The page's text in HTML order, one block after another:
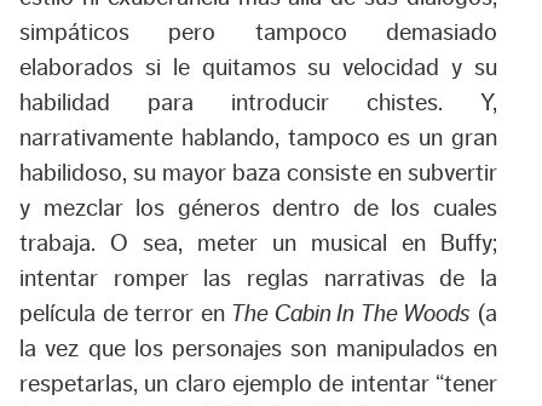
simpáticos pero tampoco demasiado
elaborados si le quitamos su velocidad y su
habilidad para introducir chistes. Y,
narrativamente hablando, tampoco es un gran
habilidoso, su mayor baza consiste en subvertir
y mezclar los géneros dentro de los cuales
trabaja. O sea, meter un musical en Buffy;
intentar romper las reglas narrativas de la
película de terror en The Cabin In The Woods (a
la vez que los personajes son manipulados en
respetarlas, un claro ejemplo de intentar “tener